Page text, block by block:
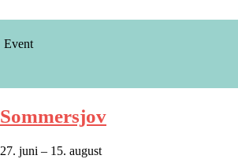
Event
Sommersjov
27. juni – 15. august